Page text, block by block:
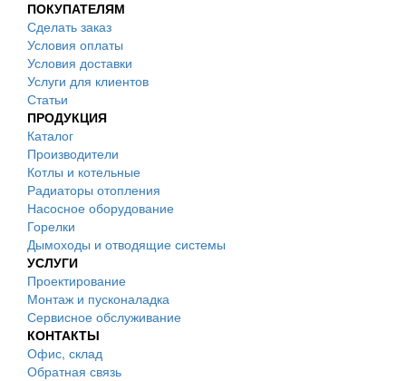
ПОКУПАТЕЛЯМ
Сделать заказ
Условия оплаты
Условия доставки
Услуги для клиентов
Статьи
ПРОДУКЦИЯ
Каталог
Производители
Котлы и котельные
Радиаторы отопления
Насосное оборудование
Горелки
Дымоходы и отводящие системы
УСЛУГИ
Проектирование
Монтаж и пусконаладка
Сервисное обслуживание
КОНТАКТЫ
Офис, склад
Обратная связь